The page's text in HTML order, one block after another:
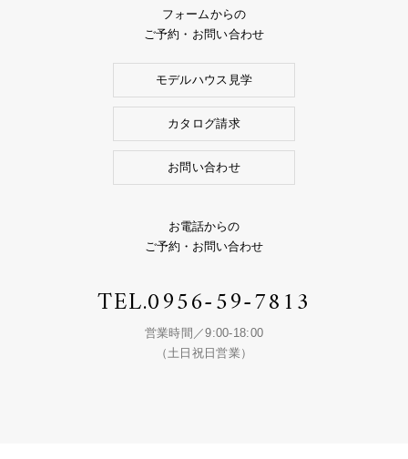
フォームからの
ご予約・お問い合わせ
モデルハウス見学
カタログ請求
お問い合わせ
お電話からの
ご予約・お問い合わせ
TEL.0956-59-7813
営業時間／9:00-18:00
（土日祝日営業）